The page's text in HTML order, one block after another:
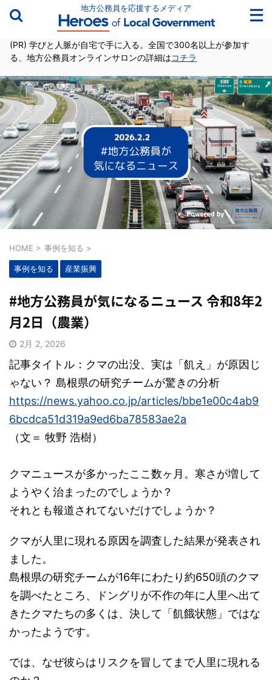
地方公務員を応援するメディア
(PR) 学びと人脈が自宅で手に入る。全国で300名以上が参加す
る、地方公務員オンラインサロンの詳細はコチラ
HOME > 事例を知る >
事例を知る 産業振興
#地方公務員が気になるニュース 令和8年2
月2日（農業）
2月 2, 2026
記事タイトル：クマの出没、実は「飢え」が原因じ
ゃない？ 島根県の研究チームが驚きの分析
https://news.yahoo.co.jp/articles/bbe1e00c4ab9
6bcdca51d319a9ed6ba78583ae2a
（文＝ 牧野 浩樹）
クマニュースが多かったここ数ヶ月。寒さが増して
ようやく治まったのでしょうか？
それとも報道されてないだけでしょうか？
クマが人里に現れる原因を調査した結果が発表され
ました。
島根県の研究チームが16年にわたり約650頭のクマ
を調べたところ、ドングリが不作の年に人里へ出て
きたクマたちの多くは、決して「飢餓状態」ではな
かったようです。
では、なぜ彼らはリスクを冒してまで人里に現れる